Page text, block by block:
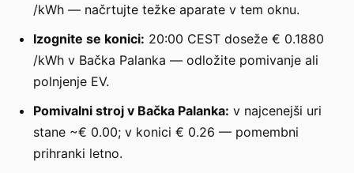
/kWh — načrtujte težke aparate v tem oknu.
Izognite se konici: 20:00 CEST doseže € 0.1880
/kWh v Bačka Palanka — odložite pomivanje ali
polnjenje EV.
Pomivalni stroj v Bačka Palanka: v najcenejši uri
stane ~€ 0.00; v konici € 0.26 — pomembni
prihranki letno.